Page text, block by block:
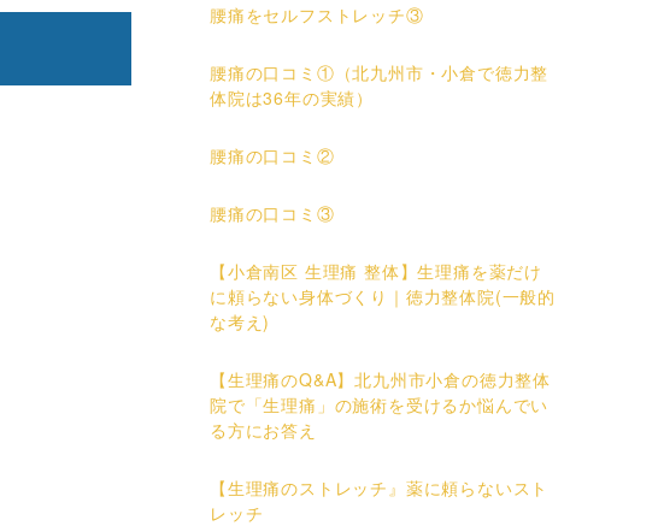
腰痛をセルフストレッチ③
腰痛の口コミ①（北九州市・小倉で徳力整
体院は36年の実績）
腰痛の口コミ②
腰痛の口コミ③
【小倉南区 生理痛 整体】生理痛を薬だけ
に頼らない身体づくり｜徳力整体院(一般的
な考え)
【生理痛のQ&A】北九州市小倉の徳力整体
院で「生理痛」の施術を受けるか悩んでい
る方にお答え
【生理痛のストレッチ』薬に頼らないスト
レッチ